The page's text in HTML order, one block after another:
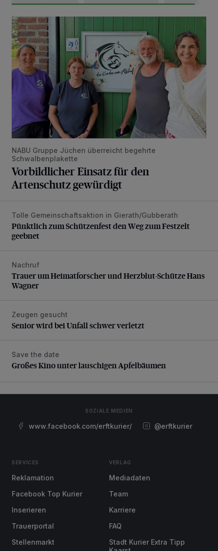
Vorbildlicher Einsatz für den Artenschutz gewürdigt
NABU Gruppe Jüchen überreicht begehrte
Schwalbenplakette
Vorbildlicher Einsatz für den
Artenschutz gewürdigt
Pünktlich zum Schützenfest den Weg zum Festzelt
Tolle Gemeinschaftsaktion in Gierath/Gubberath
Pünktlich zum Schützenfest den Weg zum Festzelt
geebnet
Trauer um Heimatforscher und Herzblut-Schütze Hans
Nachruf
Trauer um Heimatforscher und Herzblut-Schütze Hans
Wagner
Senior wird bei Unfall schwer verletzt
Zeugen gesucht
Senior wird bei Unfall schwer verletzt
Großes Kino unter lauschigen Apfelbäumen
Save the date
Großes Kino unter lauschigen Apfelbäumen
SOZIALE MEDIEN
www.facebook.com/erftkurier/ @erftkurier
SERVICES
Reklamation
Facebook Top Kurier
Inserieren
Trauerportal
Stellenmarkt
VERLAG
Mediadaten
Team
Karriere
FAQ
Stadt Kurier Extra Tipp